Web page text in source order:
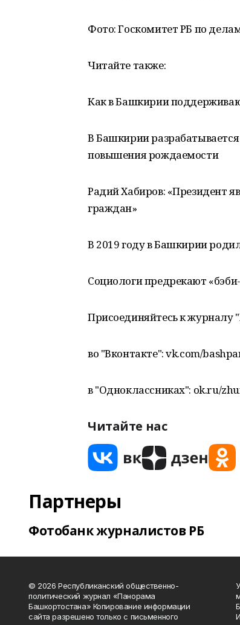
Фото: Госкомитет РБ по
Читайте также:
Как в Башкирии
В Башкирии
повышения рождаемости
Радий Хабиров: «Президент
граждан»
В 2019 году в Башкирии
Социологи предрекают
Присоединяйтесь к
во "Вконтакте": vk.com/
в "Одноклассниках": ok.ru/
Читайте нас
Партнеры
Фотобанк журналистов РБ
© 2026 Республиканский общественно-
политический журнал «Панорама
Башкортостана» Копирование информации
сайта разрешено только с письменного